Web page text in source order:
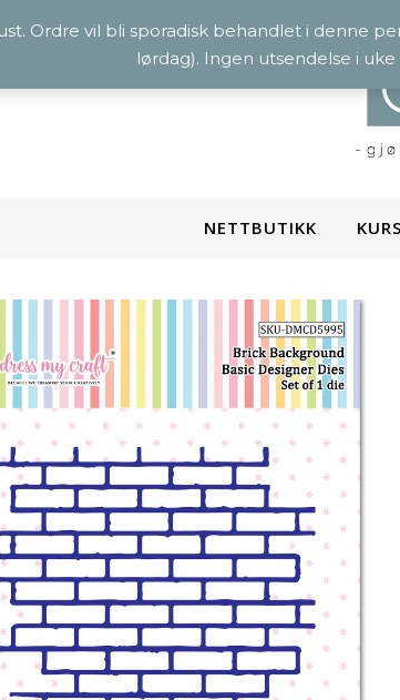
NETTBUTIKK
Ordre vil bli sporadisk behandlet i denne
lørdag). Ingen utsendelse i uke